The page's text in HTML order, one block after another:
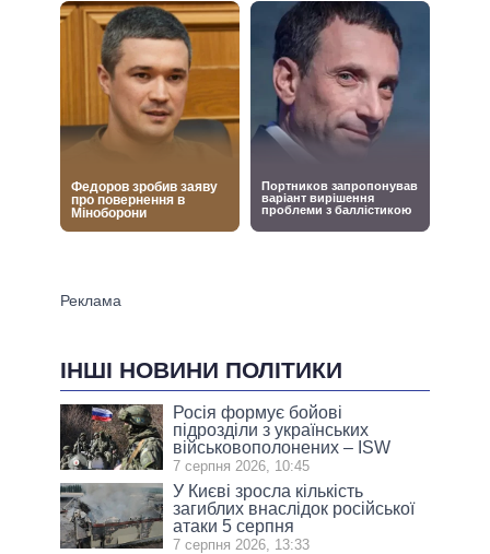
ІНШІ НОВИНИ ПОЛІТИКИ
Росія формує бойові
підрозділи з українських
військовополонених – ISW
7 серпня 2026, 10:45
У Києві зросла кількість
загиблих внаслідок російської
атаки 5 серпня
7 серпня 2026, 13:33